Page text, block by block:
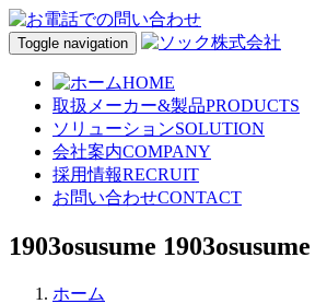
Toggle navigation
HOME
取扱メーカー&製品PRODUCTS
ソリューションSOLUTION
会社案内COMPANY
採用情報RECRUIT
お問い合わせCONTACT
1903osusume 1903osusume
ホーム